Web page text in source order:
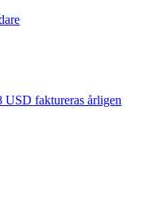
USD faktureras årligen